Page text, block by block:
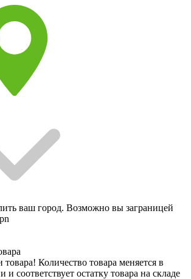
ваш город. Возможно вы заграницей
товара! Количество товара меняется в
соответствует остатку товара на складе